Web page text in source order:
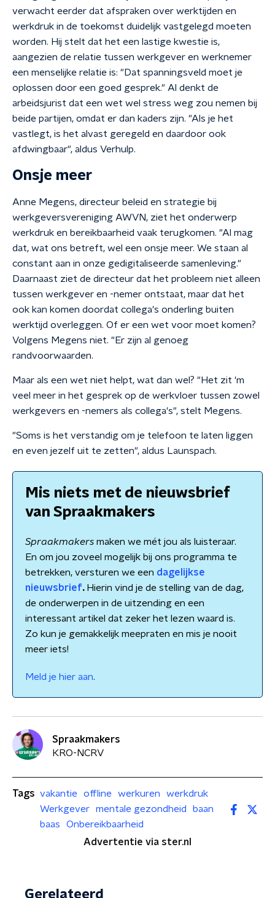
verwacht eerder dat afspraken over werktijden en
werkdruk in de toekomst duidelijk vastgelegd moeten
worden. Hij stelt dat het een lastige kwestie is,
aangezien de relatie tussen werkgever en werknemer
een menselijke relatie is: "Dat spanningsveld moet je
oplossen door een goed gesprek." Al denkt de
arbeidsjurist dat een wet wel stress weg zou nemen bij
beide partijen, omdat er dan kaders zijn. "Als je het
vastlegt, is het alvast geregeld en daardoor ook
afdwingbaar", aldus Verhulp.
Onsje meer
Anne Megens, directeur beleid en strategie bij
werkgeversvereniging AWVN, ziet het onderwerp
werkdruk en bereikbaarheid vaak terugkomen. "Al mag
dat, wat ons betreft, wel een onsje meer. We staan al
constant aan in onze gedigitaliseerde samenleving."
Daarnaast ziet de directeur dat het probleem niet alleen
tussen werkgever en -nemer ontstaat, maar dat het
ook kan komen doordat collega's onderling buiten
werktijd overleggen. Of er een wet voor moet komen?
Volgens Megens niet. "Er zijn al genoeg
randvoorwaarden.
Maar als een wet niet helpt, wat dan wel? "Het zit 'm
veel meer in het gesprek op de werkvloer tussen zowel
werkgevers en -nemers als collega's", stelt Megens.
"Soms is het verstandig om je telefoon te laten liggen
en even jezelf uit te zetten", aldus Launspach.
Mis niets met de nieuwsbrief
van Spraakmakers
Spraakmakers maken we mét jou als luisteraar.
En om jou zoveel mogelijk bij ons programma te
betrekken, versturen we een dagelijkse
nieuwsbrief.Hierin vind je de stelling van de dag,
de onderwerpen in de uitzending en een
interessant artikel dat zeker het lezen waard is.
Zo kun je gemakkelijk meepraten en mis je nooit
meer iets!
Meld je hier aan.
Spraakmakers
KRO-NCRV
Tags vakantie offline werkuren
werkdruk
Werkgever
mentale gezondheid
baan
baas
Onbereikbaarheid
Advertentie via ster.nl
Gerelateerd